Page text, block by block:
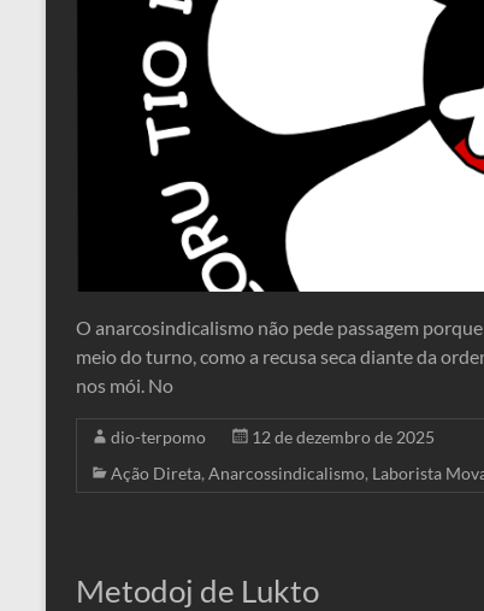
O anarcosindicalismo não pede passagem
meio do turno, como a recusa seca diante da
nos mói. No
dio-terpomo
12 de dezembro de 2025
Ação Direta, Anarcossindicalismo, Laborista
Metodoj de Lukto